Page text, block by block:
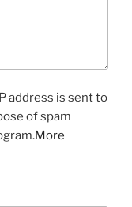
address is sent to
of spam
More